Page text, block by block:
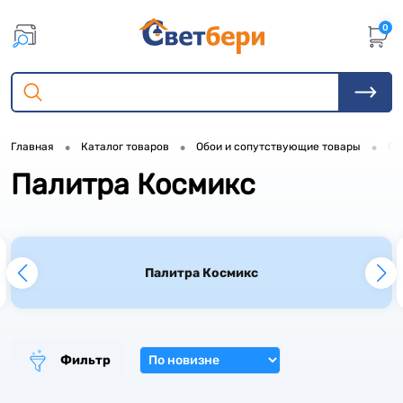
0
Главная • Каталог товаров • Обои и сопутствующие товары •
Палитра Космикс
Палитра Космикс
1
4
Фильтр